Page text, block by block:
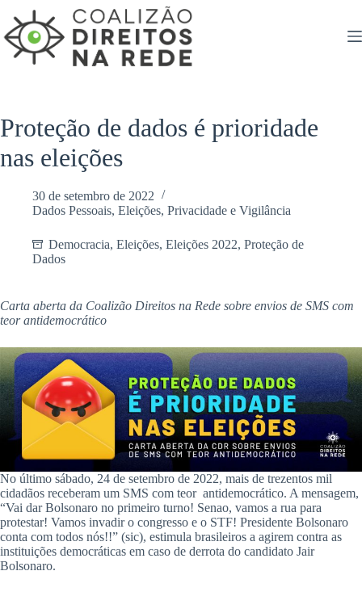
para
o
conteúdo
Proteção de dados é prioridade
nas eleições
30 de setembro de 2022
Dados Pessoais, Eleições, Privacidade e Vigilância
Democracia, Eleições, Eleições 2022, Proteção de
Dados
Carta aberta da Coalizão Direitos na Rede sobre envios de SMS com
teor antidemocrático
No último sábado, 24 de setembro de 2022, mais de trezentos mil
cidadãos receberam um SMS com teor antidemocrático. A mensagem,
“Vai dar Bolsonaro no primeiro turno! Senao, vamos a rua para
protestar! Vamos invadir o congresso e o STF! Presidente Bolsonaro
conta com todos nós!!” (sic), estimula brasileiros a agirem contra as
instituições democráticas em caso de derrota do candidato Jair
Bolsonaro.